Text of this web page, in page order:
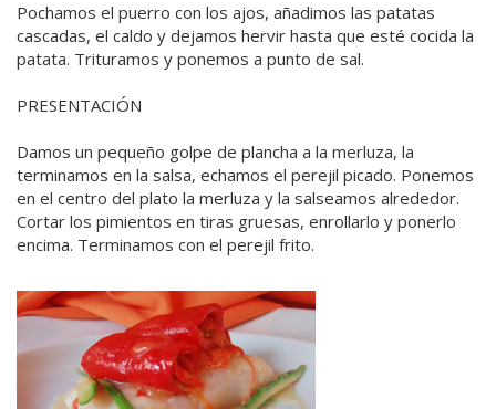
Pochamos el puerro con los ajos, añadimos las patatas
cascadas, el caldo y dejamos hervir hasta que esté cocida la
patata. Trituramos y ponemos a punto de sal.
PRESENTACIÓN
Damos un pequeño golpe de plancha a la merluza, la
terminamos en la salsa, echamos el perejil picado. Ponemos
en el centro del plato la merluza y la salseamos alrededor.
Cortar los pimientos en tiras gruesas, enrollarlo y ponerlo
encima. Terminamos con el perejil frito.